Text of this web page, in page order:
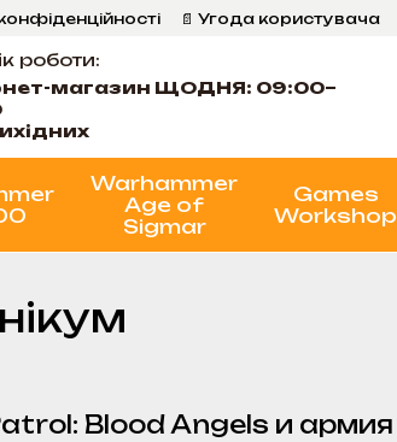
📄 Угода користувача
роботи:
магазин ЩОДНЯ: 09:00–
Warhammer
Age of
Sigmar
Games
Workshop
Blood Angels и армия